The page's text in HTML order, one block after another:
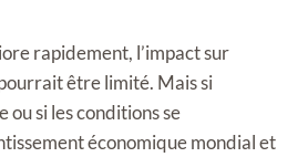
rapidement, l’impact sur
être limité. Mais si
ou si les conditions se
économique mondial et